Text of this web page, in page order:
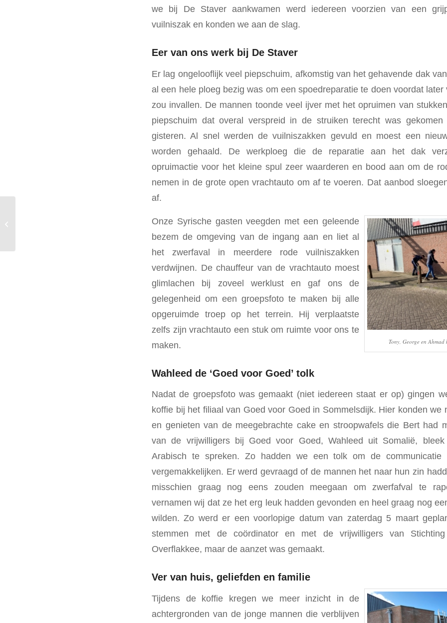
we bij De Staver aankwamen werd iedereen voorzien van een
vuilniszak en konden we aan de slag.
Eer van ons werk bij De Staver
Er lag ongelooflijk veel piepschuim, afkomstig van het gehavende dak
al een hele ploeg bezig was om een spoedreparatie te doen voordat
zou invallen. De mannen toonde veel ijver met het opruimen van
piepschuim dat overal verspreid in de struiken terecht was
gisteren. Al snel werden de vuilniszakken gevuld en moest een
worden gehaald. De werkploeg die de reparatie aan het dak
opruimactie voor het kleine spul zeer waarderen en bood aan om de
nemen in de grote open vrachtauto om af te voeren. Dat aanbod
af.
Tony, George en Ahmad
Onze Syrische gasten veegden met een geleende
bezem de omgeving van de ingang aan en liet al
het zwerfaval in meerdere rode vuilniszakken
verdwijnen. De chauffeur van de vrachtauto moest
glimlachen bij zoveel werklust en gaf ons de
gelegenheid om een groepsfoto te maken bij alle
opgeruimde troep op het terrein. Hij verplaatste
zelfs zijn vrachtauto een stuk om ruimte voor ons te
maken.
Wahleed de ‘Goed voor Goed’ tolk
Nadat de groepsfoto was gemaakt (niet iedereen staat er op) gingen
koffie bij het filiaal van Goed voor Goed in Sommelsdijk. Hier konden we
en genieten van de meegebrachte cake en stroopwafels die Bert had
van de vrijwilligers bij Goed voor Goed, Wahleed uit Somalië, bleek
Arabisch te spreken. Zo hadden we een tolk om de
vergemakkelijken. Er werd gevraagd of de mannen het naar hun zin
misschien graag nog eens zouden meegaan om zwerfafval te
vernamen wij dat ze het erg leuk hadden gevonden en heel graag nog
wilden. Zo werd er een voorlopige datum van zaterdag 5 maart
stemmen met de coördinator en met de vrijwilligers van
Overflakkee, maar de aanzet was gemaakt.
Ver van huis, geliefden en familie
Tijdens de koffie kregen we meer inzicht in de
achtergronden van de jonge mannen die verblijven